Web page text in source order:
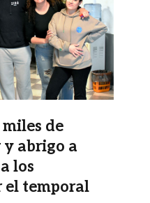
de
abrigo a
los
el temporal